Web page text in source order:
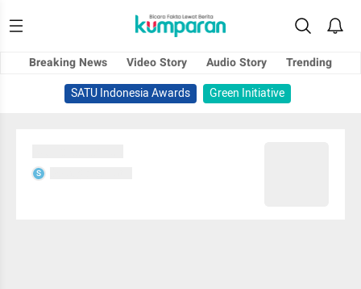
Breaking News Video Story Audio Story
Trending
SATU Indonesia Awards
Green Initiative
S